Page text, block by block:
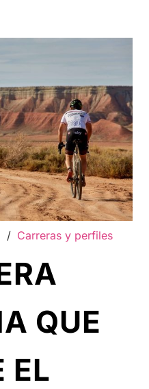
/ Carreras y perfiles
QUE
EL